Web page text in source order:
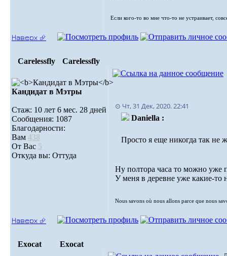
Если кого-то во мне что-то не устраивает,
Наверх ⮵
Carelessfly Carelessfly
Кандидат в Мэтры
Стаж: 10 лет 6 мес. 28 дней
Сообщения: 1087
Благодарности:
Вам 438
От Вас 5
Откуда вы: Оттуда
⊙ Чт, 31 Дек, 2020. 22:41
Daniella :
Просто я еще никогда так не
Ну полтора часа то можно уже
У меня в деревне уже какие-то
Nous savons où nous allons parce que nous
Наверх ⮵
Exocat
Exocat